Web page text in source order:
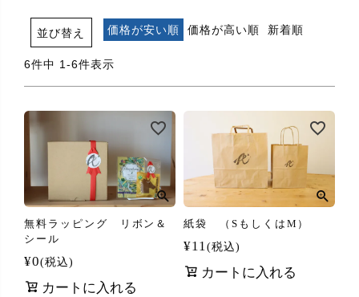
並び替え 価格が安い順 価格が高い順 新着順
6件中 1-6件表示
無料ラッピング リボン＆
シール
¥0 税込
カートに入れる
紙袋 （SもしくはM）
¥11 税込
カートに入れる